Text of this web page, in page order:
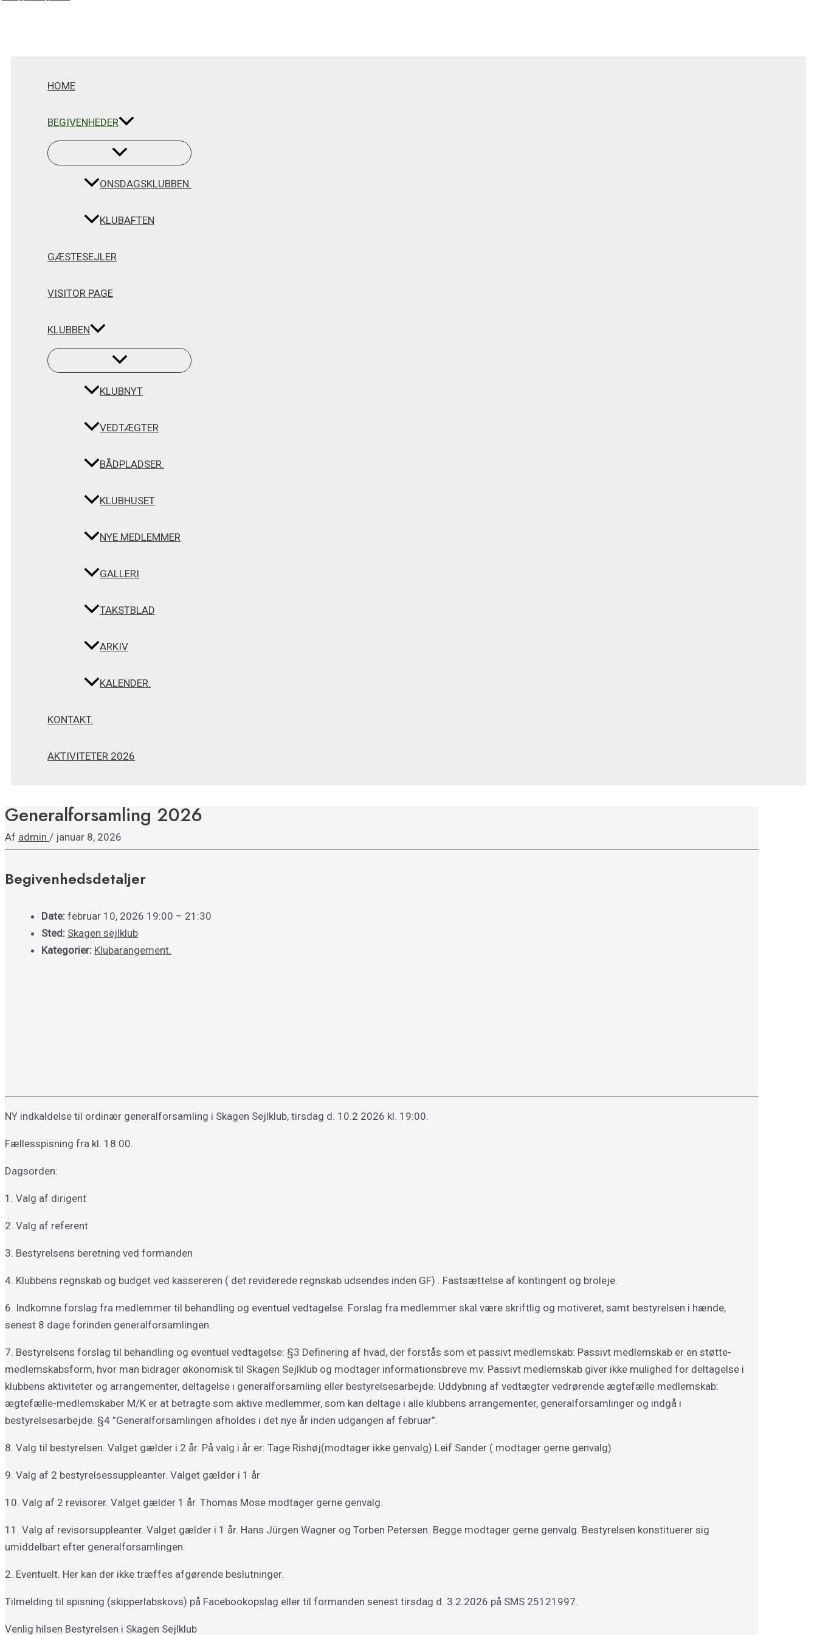
HOME
BEGIVENHEDER
ONSDAGSKLUBBEN.
KLUBAFTEN
GÆSTESEJLER
VISITOR PAGE
KLUBBEN
KLUBNYT
VEDTÆGTER
BÅDPLADSER.
KLUBHUSET
NYE MEDLEMMER
GALLERI
TAKSTBLAD
ARKIV
KALENDER.
KONTAKT.
AKTIVITETER 2026
Generalforsamling 2026
Af admin / januar 8, 2026
Begivenhedsdetaljer
Date: februar 10, 2026 19:00 – 21:30
Sted: Skagen sejlklub
Kategorier: Klubarangement.
NY indkaldelse til ordinær generalforsamling i Skagen Sejlklub, tirsdag d. 10.2 2026 kl. 19:00.
Fællesspisning fra kl. 18:00.
Dagsorden:
1. Valg af dirigent
2. Valg af referent
3. Bestyrelsens beretning ved formanden
4. Klubbens regnskab og budget ved kassereren ( det reviderede regnskab udsendes inden GF) . Fastsættelse af kontingent og broleje.
6. Indkomne forslag fra medlemmer til behandling og eventuel vedtagelse. Forslag fra medlemmer skal være skriftlig og motiveret, samt bestyrelsen i hænde,
senest 8 dage forinden generalforsamlingen.
7. Bestyrelsens forslag til behandling og eventuel vedtagelse: §3 Definering af hvad, der forstås som et passivt medlemskab: Passivt medlemskab er en støtte-
medlemskabsform, hvor man bidrager økonomisk til Skagen Sejlklub og modtager informationsbreve mv. Passivt medlemskab giver ikke mulighed for deltagelse i
klubbens aktiviteter og arrangementer, deltagelse i generalforsamling eller bestyrelsesarbejde. Uddybning af vedtægter vedrørende ægtefælle medlemskab:
ægtefælle-medlemskaber M/K er at betragte som aktive medlemmer, som kan deltage i alle klubbens arrangementer, generalforsamlinger og indgå i
bestyrelsesarbejde. §4 ”Generalforsamlingen afholdes i det nye år inden udgangen af februar”.
8. Valg til bestyrelsen. Valget gælder i 2 år. På valg i år er: Tage Rishøj(modtager ikke genvalg) Leif Sander ( modtager gerne genvalg)
9. Valg af 2 bestyrelsessuppleanter. Valget gælder i 1 år
10. Valg af 2 revisorer. Valget gælder 1 år. Thomas Mose modtager gerne genvalg.
11. Valg af revisorsuppleanter. Valget gælder i 1 år. Hans Jürgen Wagner og Torben Petersen. Begge modtager gerne genvalg. Bestyrelsen konstituerer sig
umiddelbart efter generalforsamlingen.
2. Eventuelt. Her kan der ikke træffes afgørende beslutninger.
Tilmelding til spisning (skipperlabskovs) på Facebookopslag eller til formanden senest tirsdag d. 3.2.2026 på SMS 25121997.
Venlig hilsen Bestyrelsen i Skagen Sejlklub